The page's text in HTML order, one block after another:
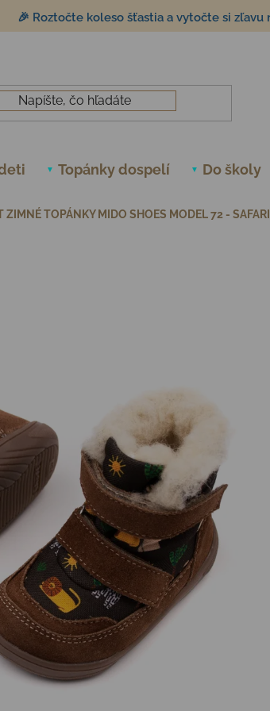
🎉 Roztočte koleso šťastia a vytočte si zľavu
Topánky dospelí Do školy
ZIMNÉ TOPÁNKY MIDO SHOES MODEL 72 - SAFARI